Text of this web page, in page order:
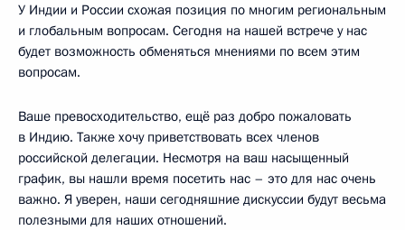
У Индии и России схожая позиция по многим региональным
и глобальным вопросам. Сегодня на нашей встрече у нас
будет возможность обменяться мнениями по всем этим
вопросам.
Ваше превосходительство, ещё раз добро пожаловать
в Индию. Также хочу приветствовать всех членов
российской делегации. Несмотря на ваш насыщенный
график, вы нашли время посетить нас – это для нас очень
важно. Я уверен, наши сегодняшние дискуссии будут весьма
полезными для наших отношений.